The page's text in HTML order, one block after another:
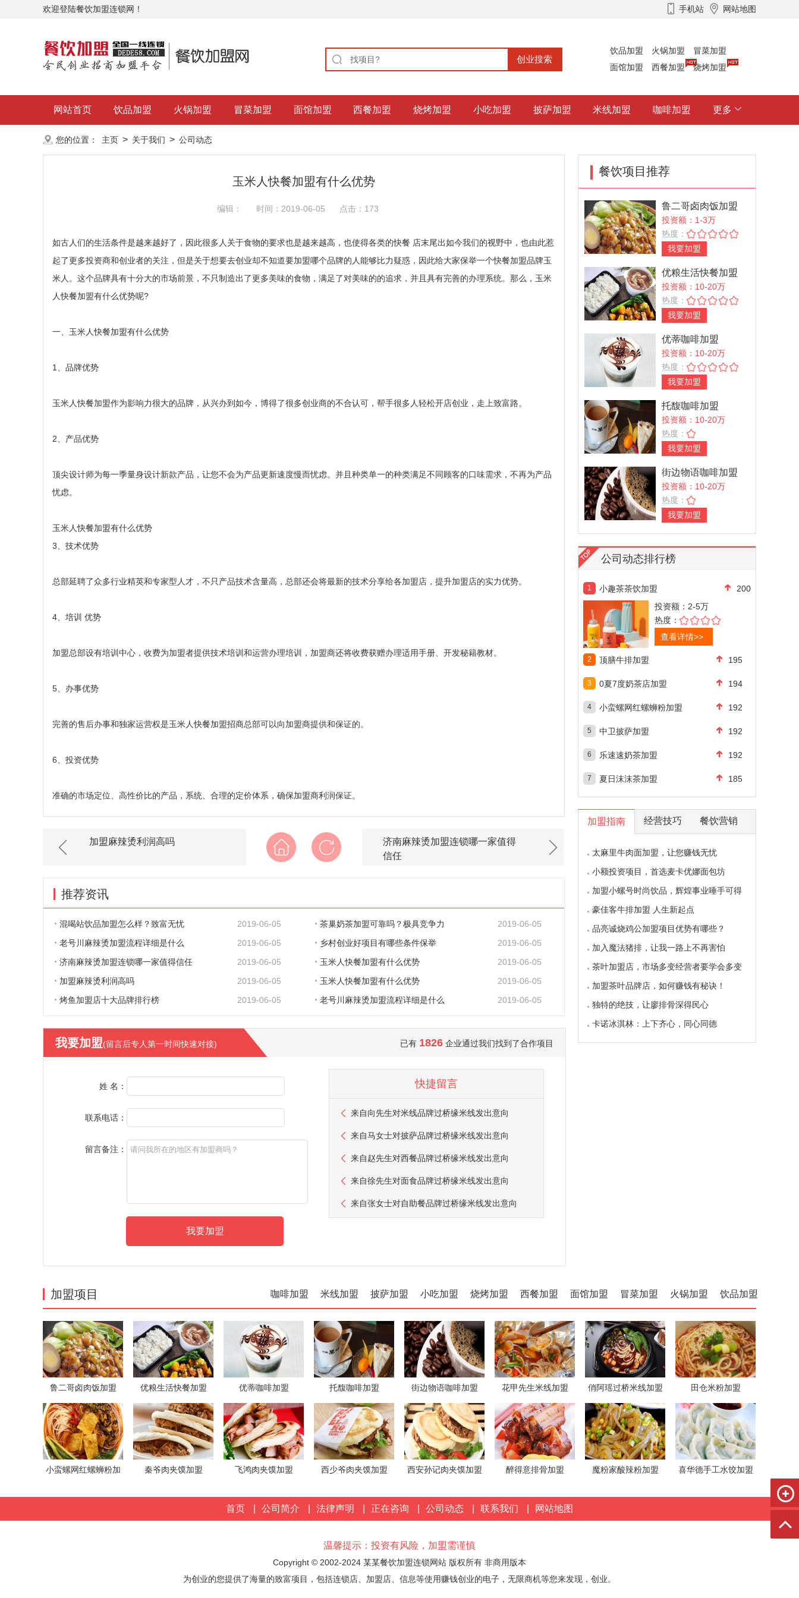
欢迎登陆餐饮加盟连锁网！ 手机站 网站地图
饮品加盟 火锅加盟
冒菜加盟
面馆加盟
西餐加盟 烧烤加盟
网站首页 饮品加盟 火锅加盟 冒菜加盟 面馆加盟 西餐加盟 烧烤加盟 小吃加盟 披萨加盟 米线加盟 咖啡加盟 更多
您的位置： 主页 > 关于我们 > 公司动态
玉米人快餐加盟有什么优势
编辑： 时间：2019-06-05 点击： 173
如古人们的生活条件是越来越好了，因此很多人关于食物的要求也是越来越高，也使得各类的快餐 店末尾出如今我们的视野中，也由此惹
起了更多投资商和创业者的关注，但是关于想要去创业却不知道要加盟哪个品牌的人能够比力疑惑，因此给大家保举一个快餐加盟品牌玉
米人。这个品牌具有十分大的市场前景，不只制造出了更多美味的食物，满足了对美味的的追求，并且具有完善的办理系统。那么，玉米
人快餐加盟有什么优势呢?
一、玉米人快餐加盟有什么优势
1、品牌优势
玉米人快餐加盟作为影响力很大的品牌，从兴办到如今，博得了很多创业商的不合认可，帮手很多人轻松开店创业，走上致富路。
2、产品优势
顶尖设计师为每一季量身设计新款产品，让您不会为产品更新速度慢而忧虑。并且种类单一的种类满足不同顾客的口味需求，不再为产品
忧虑。
玉米人快餐加盟有什么优势
3、技术优势
总部延聘了众多行业精英和专家型人才，不只产品技术含量高，总部还会将最新的技术分享给各加盟店，提升加盟店的实力优势。
4、培训 优势
加盟总部设有培训中心，收费为加盟者提供技术培训和运营办理培训，加盟商还将收费获赠办理适用手册、开发秘籍教材。
5、办事优势
完善的售后办事和独家运营权是玉米人快餐加盟招商总部可以向加盟商提供和保证的。
6、投资优势
准确的市场定位、高性价比的产品，系统、合理的定价体系，确保加盟商利润保证。
加盟麻辣烫利润高吗
济南麻辣烫加盟连锁哪一家值得
信任
推荐资讯
混喝站饮品加盟怎么样？致富无忧 2019-06-05 茶巢奶茶加盟可靠吗？极具竞争力
2019-06-05
老号川麻辣烫加盟流程详细是什么
2019-06-05 乡村创业好项目有哪些条件保举
2019-06-05
济南麻辣烫加盟连锁哪一家值得信任
2019-06-05 玉米人快餐加盟有什么优势
2019-06-05
加盟麻辣烫利润高吗
2019-06-05 玉米人快餐加盟有什么优势
2019-06-05
烤鱼加盟店十大品牌排行榜
2019-06-05 老号川麻辣烫加盟流程详细是什么 2019-06-05
我要加盟(留言后专人第一时间快速对接) 已有 1826 企业通过我们找到了合作项目
姓 名：
联系电话：
留言备注：
快捷留言
来自向先生对米线品牌过桥缘米线发出意向
来自马女士对披萨品牌过桥缘米线发出意向
来自赵先生对西餐品牌过桥缘米线发出意向
来自徐先生对面食品牌过桥缘米线发出意向
来自张女士对自助餐品牌过桥缘米线发出意向
餐饮项目推荐
鲁二哥卤肉饭加盟
投资额：1-3万
热度：
我要加盟
优粮生活快餐加盟
投资额：10-20万
热度：
我要加盟
优蒂咖啡加盟
投资额：10-20万
热度：
我要加盟
托馥咖啡加盟
投资额：10-20万
热度：
我要加盟
街边物语咖啡加盟
投资额：10-20万
热度：
我要加盟
公司动态排行榜
1 小趣茶茶饮加盟
200
投资额： 2-5万
热度：
查看详情>>
2 顶膳牛排加盟 195
3 0夏7度奶茶店加盟 194
4 小蛮螺网红螺蛳粉加盟 192
5 中卫披萨加盟 192
6 乐速速奶茶加盟 192
7 夏日沫沫茶加盟 185
加盟指南 经营技巧 餐饮营销
太麻里牛肉面加盟，让您赚钱无忧
小额投资项目，首选麦卡优娜面包坊
加盟小螺号时尚饮品，辉煌事业唾手可得
豪佳客牛排加盟 人生新起点
品亮诚烧鸡公加盟项目优势有哪些？
加入魔法猪排，让我一路上不再害怕
茶叶加盟店，市场多变经营者要学会多变
加盟茶叶品牌店，如何赚钱有秘诀！
独特的绝技，让廖排骨深得民心
卡诺冰淇林：上下齐心，同心同德
加盟项目 饮品加盟
火锅加盟
冒菜加盟
面馆加盟
西餐加盟
烧烤加盟
小吃加盟
披萨加盟
米线加盟
咖啡加盟
鲁二哥卤肉饭加盟 优粮生活快餐加盟 优蒂咖啡加盟 托馥咖啡加盟 街边物语咖啡加盟 花甲先生米线加盟 俏阿瑶过桥米线加盟 田仓米粉加盟
小蛮螺网红螺蛳粉加
秦爷肉夹馍加盟 飞鸿肉夹馍加盟 西少爷肉夹馍加盟 西安孙记肉夹馍加盟 醉得意排骨加盟 魔粉家酸辣粉加盟 喜华德手工水饺加盟
首页 公司简介 法律声明 正在咨询 公司动态 联系我们 网站地图
温馨提示：投资有风险，加盟需谨慎
Copyright © 2002-2024 某某餐饮加盟连锁网站 版权所有 非商用版本
为创业的您提供了海量的致富项目，包括连锁店、加盟店、信息等使用赚钱创业的电子，无限商机等您来发现，创业。